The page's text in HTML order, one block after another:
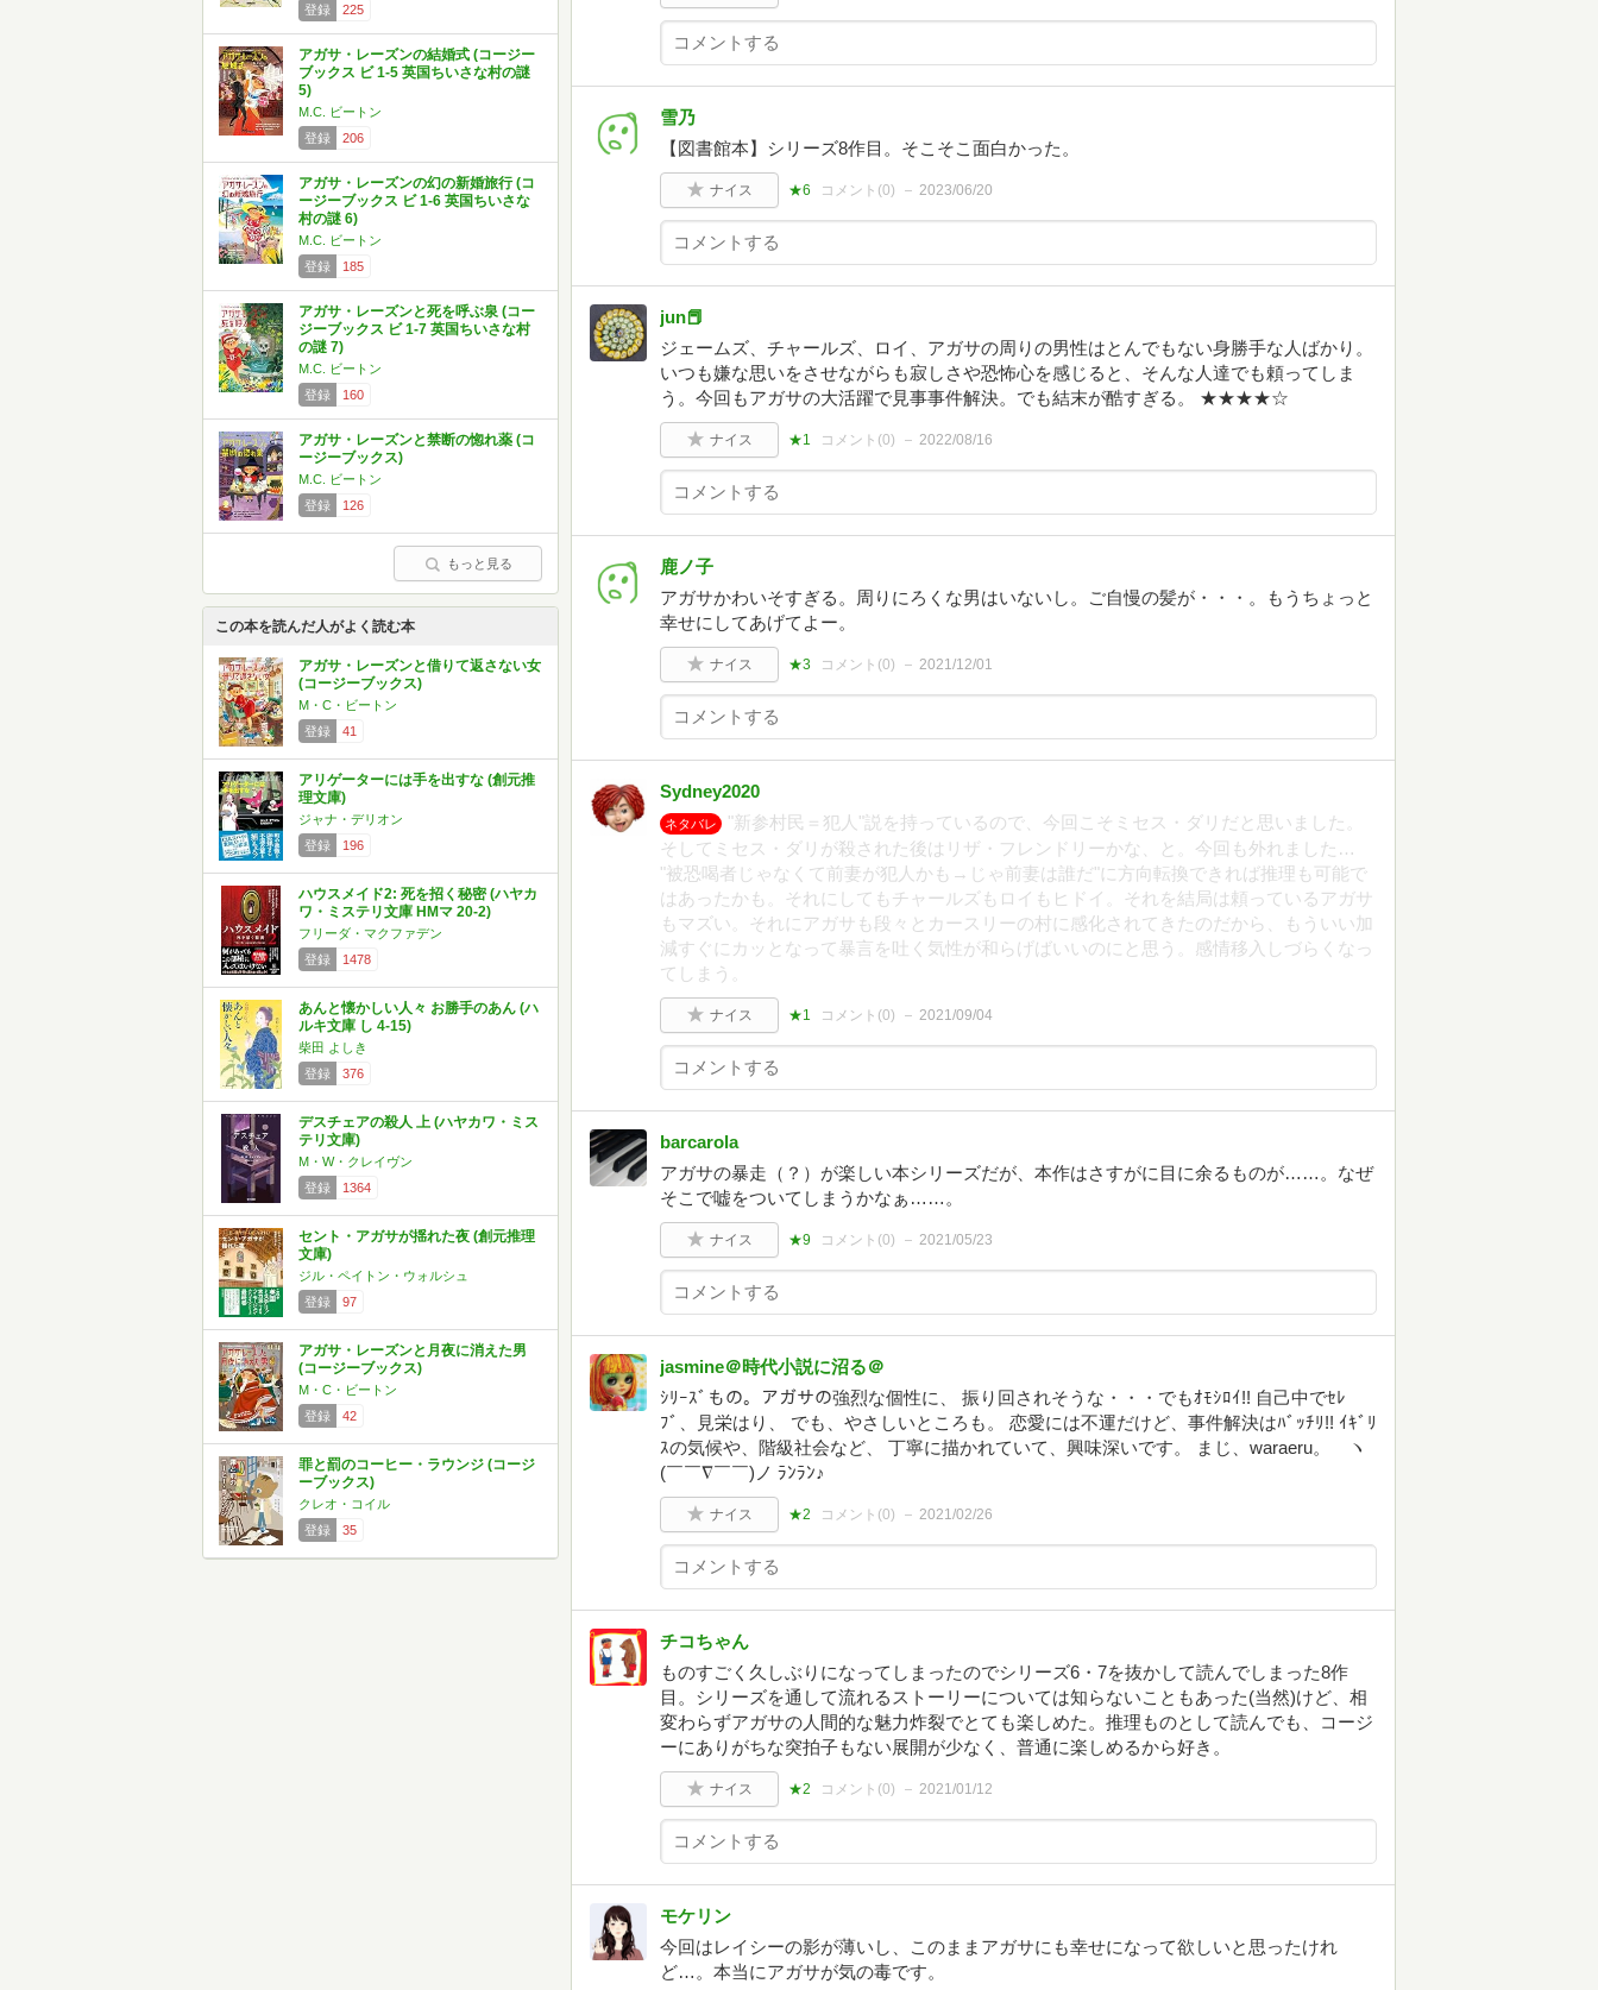
登録
225
アガサ・レーズンの結婚式 (コージー
ブックス ビ 1-5 英国ちいさな村の謎
5)
M.C. ビートン
登録
206
アガサ・レーズンの幻の新婚旅行 (コ
ージーブックス ビ 1-6 英国ちいさな
村の謎 6)
M.C. ビートン
登録
185
アガサ・レーズンと死を呼ぶ泉 (コー
ジーブックス ビ 1-7 英国ちいさな村
の謎 7)
M.C. ビートン
登録
160
アガサ・レーズンと禁断の惚れ薬 (コ
ージーブックス)
M.C. ビートン
登録
126
もっと見る
この本を読んだ人がよく読む本
アガサ・レーズンと借りて返さない女
(コージーブックス)
M・C・ビートン
登録
41
アリゲーターには手を出すな (創元推
理文庫)
ジャナ・デリオン
登録
196
ハウスメイド2: 死を招く秘密 (ハヤカ
ワ・ミステリ文庫 HMマ 20-2)
フリーダ・マクファデン
登録
1478
あんと懐かしい人々 お勝手のあん (ハ
ルキ文庫 し 4-15)
柴田 よしき
登録
376
デスチェアの殺人 上 (ハヤカワ・ミス
テリ文庫)
M・W・クレイヴン
登録
1364
セント・アガサが揺れた夜 (創元推理
文庫)
ジル・ペイトン・ウォルシュ
登録
97
アガサ・レーズンと月夜に消えた男
(コージーブックス)
M・C・ビートン
登録
42
罪と罰のコーヒー・ラウンジ (コージ
ーブックス)
クレオ・コイル
登録
35
雪乃
【図書館本】シリーズ8作目。そこそこ面白かった。
ナイス ★6 コメント(0) 2023/06/20
jun📕
ジェームズ、チャールズ、ロイ、アガサの周りの男性はとんでもない身勝手な人ばかり。
いつも嫌な思いをさせながらも寂しさや恐怖心を感じると、そんな人達でも頼ってしま
う。今回もアガサの大活躍で見事事件解決。でも結末が酷すぎる。 ★★★★☆
ナイス ★1 コメント(0) 2022/08/16
鹿ノ子
アガサかわいそすぎる。周りにろくな男はいないし。ご自慢の髪が・・・。もうちょっと
幸せにしてあげてよー。
ナイス ★3 コメント(0) 2021/12/01
Sydney2020
ネタバレ
"新参村民＝犯人"説を持っているので、今回こそミセス・ダリだと思いました。
そしてミセス・ダリが殺された後はリザ・フレンドリーかな、と。今回も外れました…
"被恐喝者じゃなくて前妻が犯人かも→じゃ前妻は誰だ"に方向転換できれば推理も可能で
はあったかも。それにしてもチャールズもロイもヒドイ。それを結局は頼っているアガサ
もマズい。それにアガサも段々とカースリーの村に感化されてきたのだから、もういい加
減すぐにカッとなって暴言を吐く気性が和らげばいいのにと思う。感情移入しづらくなっ
てしまう。
ナイス ★1 コメント(0) 2021/09/04
barcarola
アガサの暴走（？）が楽しい本シリーズだが、本作はさすがに目に余るものが……。なぜ
そこで嘘をついてしまうかなぁ……。
ナイス ★9 コメント(0) 2021/05/23
jasmine＠時代小説に沼る＠
ｼﾘｰｽﾞもの。アガサの強烈な個性に、 振り回されそうな・・・でもｵﾓｼﾛｲ!! 自己中でｾﾚ
ﾌﾞ、見栄はり、 でも、やさしいところも。 恋愛には不運だけど、事件解決はﾊﾞｯﾁﾘ!! ｲｷﾞﾘ
ｽの気候や、階級社会など、 丁寧に描かれていて、興味深いです。 まじ、waraeru。 ヽ
(￣￣∇￣￣)ノ ﾗﾝﾗﾝ♪
ナイス ★2 コメント(0) 2021/02/26
チコちゃん
ものすごく久しぶりになってしまったのでシリーズ6・7を抜かして読んでしまった8作
目。シリーズを通して流れるストーリーについては知らないこともあった(当然)けど、相
変わらずアガサの人間的な魅力炸裂でとても楽しめた。推理ものとして読んでも、コージ
ーにありがちな突拍子もない展開が少なく、普通に楽しめるから好き。
ナイス ★2 コメント(0) 2021/01/12
モケリン
今回はレイシーの影が薄いし、このままアガサにも幸せになって欲しいと思ったけれ
ど…。本当にアガサが気の毒です。